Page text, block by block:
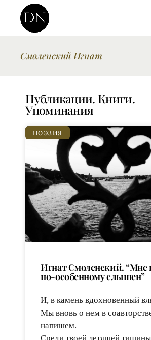
Смоленский Игнат
Публикации. Книги.
Упоминания
ПОЭЗИЯ
Игнат Смоленский. “Мне
по-особенному слышен”
И, в камень вдохновенный
Мы вновь о нем в
напишем.